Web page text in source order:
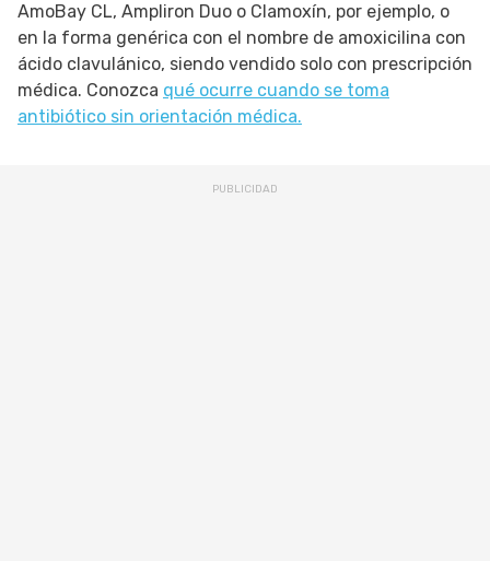
AmoBay CL, Ampliron Duo o Clamoxín, por ejemplo, o
en la forma genérica con el nombre de amoxicilina con
ácido clavulánico, siendo vendido solo con prescripción
médica. Conozca qué ocurre cuando se toma
antibiótico sin orientación médica.